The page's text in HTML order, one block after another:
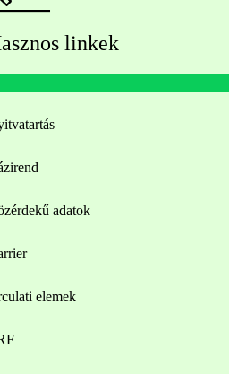
linkek
adatok
elemek